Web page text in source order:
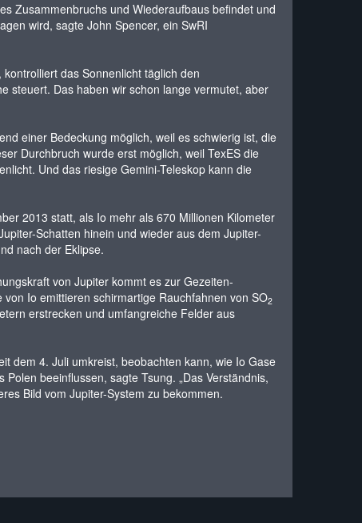
Zusammenbruchs und Wiederaufbaus befindet und
wird, sagte John Spencer, ein SwRI
das Sonnenlicht täglich den
steuert. Das haben wir schon lange vermutet, aber
einer Bedeckung möglich, weil es schwierig ist, die
Durchbruch wurde erst möglich, weil TexES die
Und das riesige Gemini-Teleskop kann die
2013 statt, als Io mehr als 670 Millionen Kilometer
Schatten hinein und wieder aus dem Jupiter-
nach der Eklipse.
von Jupiter kommt es zur Gezeiten-
Io emittieren schirmartige Rauchfahnen von SO2
erstrecken und umfangreiche Felder aus
dem 4. Juli umkreist, beobachten kann, wie Io Gase
beeinflussen, sagte Tsung. „Das Verständnis,
Bild vom Jupiter-System zu bekommen.